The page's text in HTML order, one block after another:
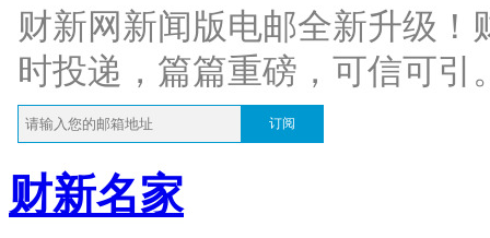
财新网新闻版电邮全新升级
时投递，篇篇重磅，可信可引
订阅
财新名家